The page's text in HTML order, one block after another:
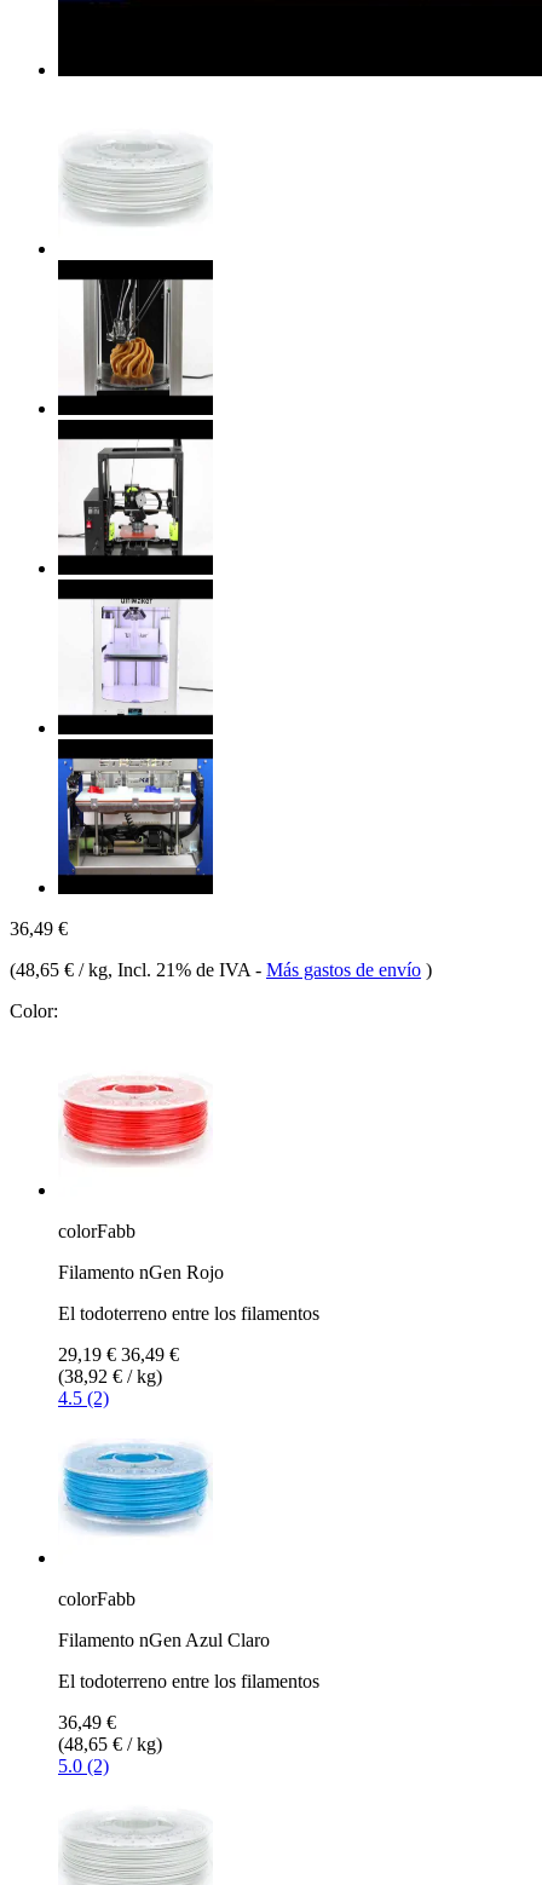
36,49 €
(48,65 € / kg, Incl. 21% de IVA - Más gastos de envío )
Color:
colorFabb
Filamento nGen Rojo
El todoterreno entre los filamentos
29,19 € 36,49 €
(38,92 € / kg)
4.5 (2)
colorFabb
Filamento nGen Azul Claro
El todoterreno entre los filamentos
36,49 €
(48,65 € / kg)
5.0 (2)